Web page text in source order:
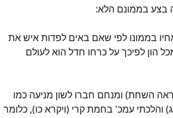
בצע בממונם הלא:
בממונו לפי שאם באים לפדות איש את
הון לפיכך על כרחו חדל הוא לעולם
השחת) ומנחם חברו לשון מניעה כמו
והלכתי עמכ' בחמת קרי (ויקרא כו), כלומר